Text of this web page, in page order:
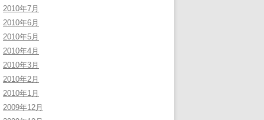
2010年7月
2010年6月
2010年5月
2010年4月
2010年3月
2010年2月
2010年1月
2009年12月